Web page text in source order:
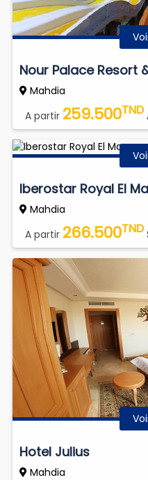
Nour Palace Resort
Mahdia
A partir 259.500TND
Iberostar Royal El
Mahdia
A partir 266.500TND
Hotel Julius
Mahdia